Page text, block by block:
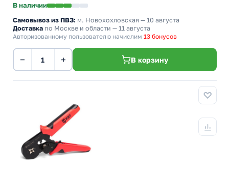
В наличии
Самовывоз из ПВЗ: м. Новохохловская — 10 августа
Доставка по Москве и области — 11 августа
Авторизованному пользователю начислим 13 бонусов
− + В корзину